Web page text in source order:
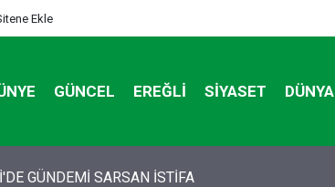
Ekle
GÜNCEL EREĞLI SIYASET DÜNYA
otomobildeki Bedirhan öldü, 3 kişi yaralandı